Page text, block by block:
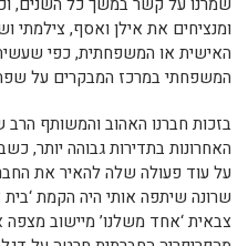
שמרנו על קשר במשך כל השנים,
ומנציחים את אילן ואסף, צילמתי
האישית או המשפחתית, כפי
המשפחתי במרכז המבקרים על
בזכות חברנו האהוב והמשותף הרב
האחרונות בתדירות גבוהה יותר,
על עוד פעולה שלה להאיר את
שרונה שיתפה אותי היה הקמת
צבאית ‘אחד משלנו’ מיישוב מצפה